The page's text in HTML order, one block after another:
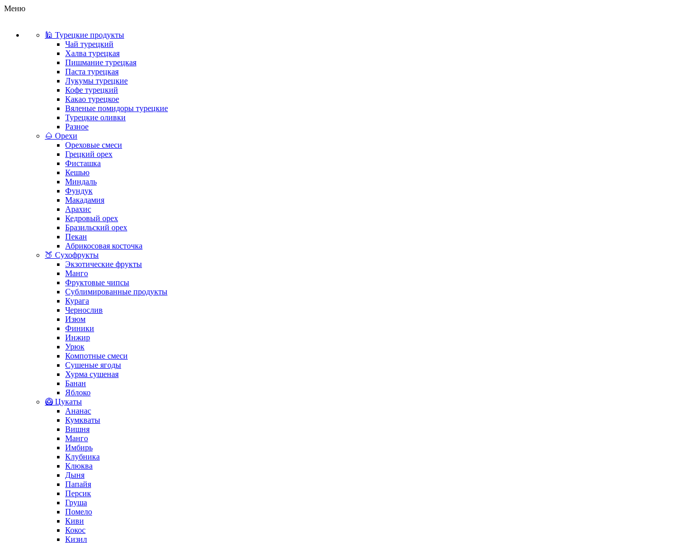
Меню
🕌 Турецкие продукты
Чай турецкий
Халва турецкая
Пишмание турецкая
Паста турецкая
Лукумы турецкие
Кофе турецкий
Какао турецкое
Вяленые помидоры турецкие
Турецкие оливки
Разное
🌰 Орехи
Ореховые смеси
Грецкий орех
Фисташка
Кешью
Миндаль
Фундук
Макадамия
Арахис
Кедровый орех
Бразильский орех
Пекан
Абрикосовая косточка
🍑 Сухофрукты
Экзотические фрукты
Манго
Фруктовые чипсы
Сублимированные продукты
Курага
Чернослив
Изюм
Финики
Инжир
Урюк
Компотные смеси
Сушеные ягоды
Хурма сушеная
Банан
Яблоко
🥝 Цукаты
Ананас
Кумкваты
Вишня
Манго
Имбирь
Клубника
Клюква
Дыня
Папайя
Персик
Груша
Помело
Киви
Кокос
Кизил